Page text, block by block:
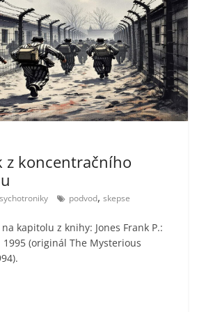
z koncentračního
podvod,skepse
kapitolu z knihy: Jones Frank P.:
(originál The Mysterious